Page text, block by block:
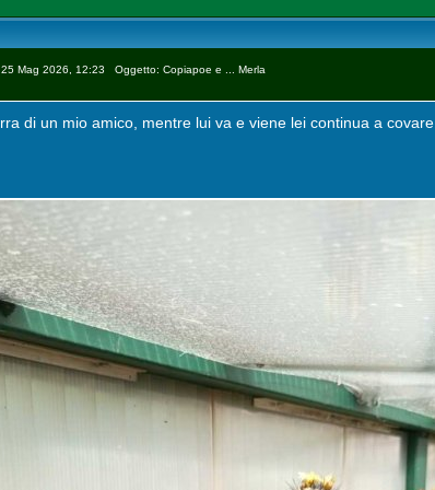
Mag 2026, 12:23 Oggetto: Copiapoe e ... Merla
di un mio amico, mentre lui va e viene lei continua a covare.